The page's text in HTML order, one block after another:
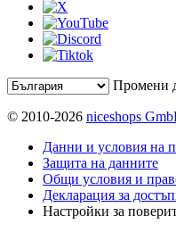
Промени
© 2010-2026 niceshops
Данни и условия на
Защита на данните
Общи условия и
Декларация за
Настройки за